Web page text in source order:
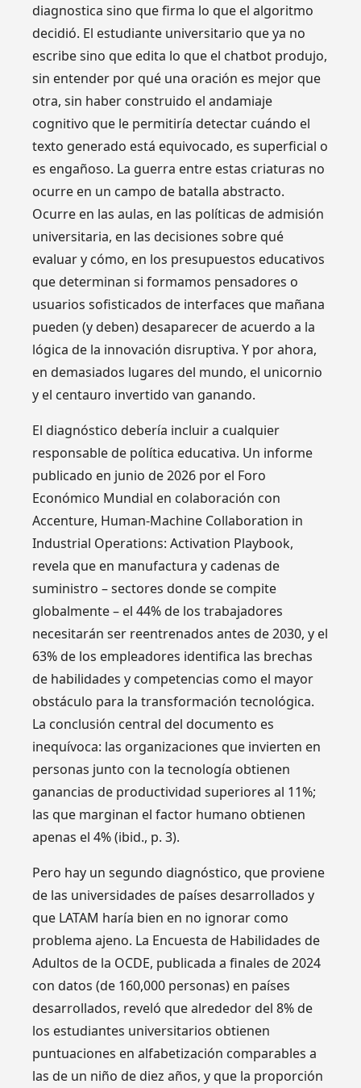
diagnostica sino que firma lo que el algoritmo
decidió. El estudiante universitario que ya no
escribe sino que edita lo que el chatbot produjo,
sin entender por qué una oración es mejor que
otra, sin haber construido el andamiaje
cognitivo que le permitiría detectar cuándo el
texto generado está equivocado, es superficial o
es engañoso. La guerra entre estas criaturas no
ocurre en un campo de batalla abstracto.
Ocurre en las aulas, en las políticas de admisión
universitaria, en las decisiones sobre qué
evaluar y cómo, en los presupuestos educativos
que determinan si formamos pensadores o
usuarios sofisticados de interfaces que mañana
pueden (y deben) desaparecer de acuerdo a la
lógica de la innovación disruptiva. Y por ahora,
en demasiados lugares del mundo, el unicornio
y el centauro invertido van ganando.
El diagnóstico debería incluir a cualquier
responsable de política educativa. Un informe
publicado en junio de 2026 por el Foro
Económico Mundial en colaboración con
Accenture, Human-Machine Collaboration in
Industrial Operations: Activation Playbook,
revela que en manufactura y cadenas de
suministro – sectores donde se compite
globalmente – el 44% de los trabajadores
necesitarán ser reentrenados antes de 2030, y el
63% de los empleadores identifica las brechas
de habilidades y competencias como el mayor
obstáculo para la transformación tecnológica.
La conclusión central del documento es
inequívoca: las organizaciones que invierten en
personas junto con la tecnología obtienen
ganancias de productividad superiores al 11%;
las que marginan el factor humano obtienen
apenas el 4% (ibid., p. 3).
Pero hay un segundo diagnóstico, que proviene
de las universidades de países desarrollados y
que LATAM haría bien en no ignorar como
problema ajeno. La Encuesta de Habilidades de
Adultos de la OCDE, publicada a finales de 2024
con datos (de 160,000 personas) en países
desarrollados, reveló que alrededor del 8% de
los estudiantes universitarios obtienen
puntuaciones en alfabetización comparables a
las de un niño de diez años, y que la proporción